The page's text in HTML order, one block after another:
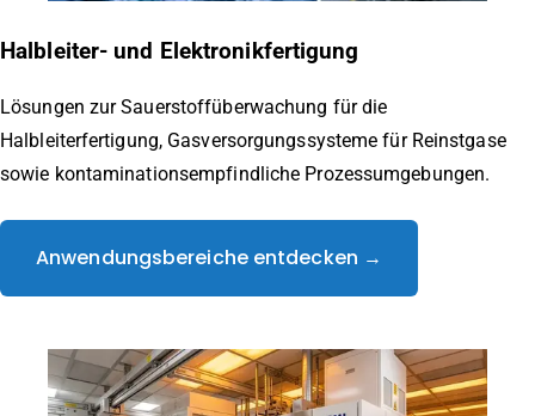
Halbleiter- und Elektronikfertigung
Lösungen zur Sauerstoffüberwachung für die
Halbleiterfertigung, Gasversorgungssysteme für Reinstgase
sowie kontaminationsempfindliche Prozessumgebungen.
Anwendungsbereiche entdecken →